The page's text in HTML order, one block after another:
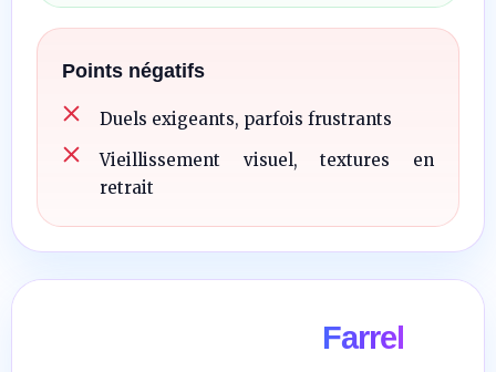
Points négatifs
Duels exigeants, parfois frustrants
Vieillissement visuel, textures en
retrait
Farrel